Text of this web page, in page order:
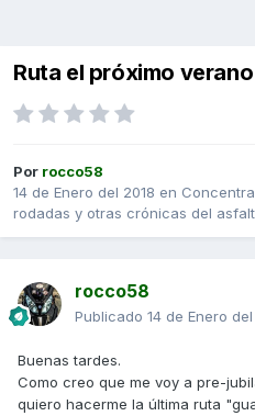
Ruta el próximo
Por rocco58
14 de Enero del 2018 en
rodadas y otras crónicas del
rocco58
Publicado 14 de Enero del
Buenas tardes.
Como creo que me voy a pre-
quiero hacerme la última ruta